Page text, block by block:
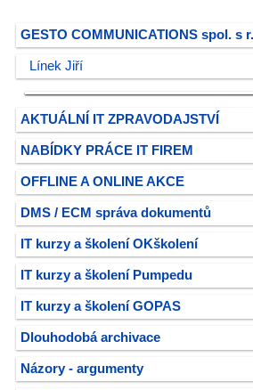
GESTO COMMUNICATIONS spol. s
Línek Jiří
AKTUÁLNÍ IT ZPRAVODAJSTVÍ
NABÍDKY PRÁCE IT FIREM
OFFLINE A ONLINE AKCE
DMS / ECM správa dokumentů
IT kurzy a školení OKškolení
IT kurzy a školení Pumpedu
IT kurzy a školení GOPAS
Dlouhodobá archivace
Názory - argumenty